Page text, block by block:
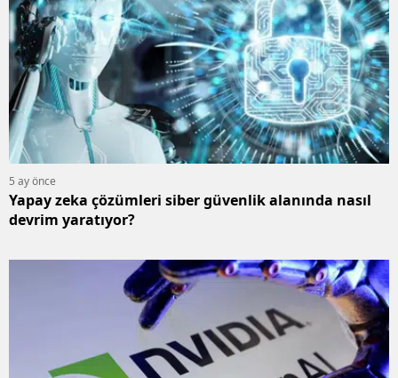
5 ay önce
Yapay zeka çözümleri siber güvenlik alanında nasıl
devrim yaratıyor?